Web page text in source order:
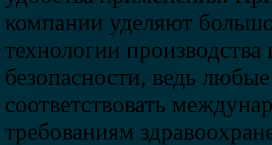
компании уделяют
технологии
безопасности, ведь
соответствовать
требованиям